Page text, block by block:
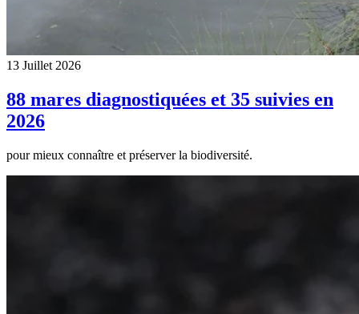
13 Juillet 2026
88 mares diagnostiquées et 35 suivies en
2026
pour mieux connaître et préserver la biodiversité.